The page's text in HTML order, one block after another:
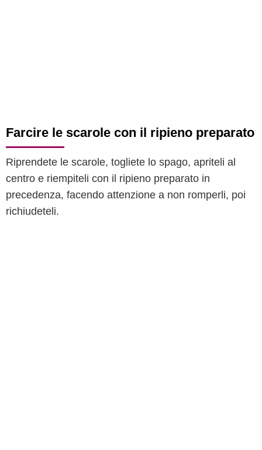
Farcire le scarole con il ripieno preparato
Riprendete le scarole, togliete lo spago, apriteli al
centro e riempiteli con il ripieno preparato in
precedenza, facendo attenzione a non romperli, poi
richiudeteli.